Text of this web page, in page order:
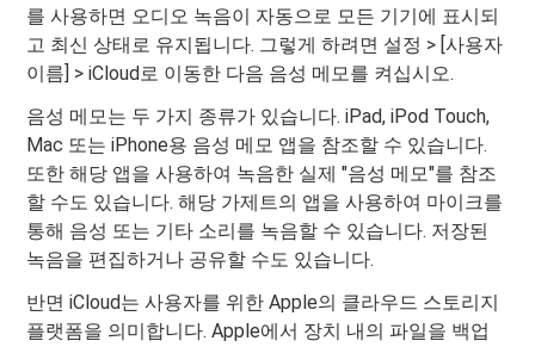
를 사용하면 오디오 녹음이 자동으로 모든 기기에 표시되
고 최신 상태로 유지됩니다. 그렇게 하려면 설정 > [사용자
이름] > iCloud로 이동한 다음 음성 메모를 켜십시오.
음성 메모는 두 가지 종류가 있습니다. iPad, iPod Touch,
Mac 또는 iPhone용 음성 메모 앱을 참조할 수 있습니다.
또한 해당 앱을 사용하여 녹음한 실제 "음성 메모"를 참조
할 수도 있습니다. 해당 가제트의 앱을 사용하여 마이크를
통해 음성 또는 기타 소리를 녹음할 수 있습니다. 저장된
녹음을 편집하거나 공유할 수도 있습니다.
반면 iCloud는 사용자를 위한 Apple의 클라우드 스토리지
플랫폼을 의미합니다. Apple에서 장치 내의 파일을 백업